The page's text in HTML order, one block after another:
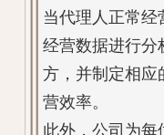
当代理人正常经
经营数据进行分
方，并制定相应
营效率。
此外，公司为每